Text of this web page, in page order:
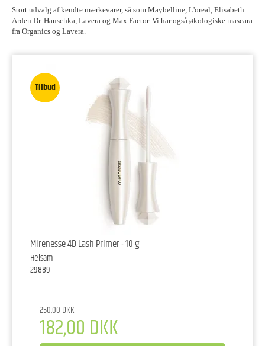
Stort udvalg af kendte mærkevarer, så som Maybelline, L'oreal, Elisabeth
Arden Dr. Hauschka, Lavera og Max Factor. Vi har også økologiske mascara
fra Organics og Lavera.
Tilbud
Mirenesse 4D Lash Primer - 10 g
Helsam
29889
250,00 DKK
182,00 DKK